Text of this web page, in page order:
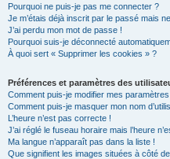
Pourquoi ne puis-je pas me connecter ?
Je m’étais déjà inscrit par le passé mais
J’ai perdu mon mot de passe !
Pourquoi suis-je déconnecté
À quoi sert « Supprimer les cookies » ?
Préférences et paramètres des
Comment puis-je modifier mes
Comment puis-je masquer mon nom
L’heure n’est pas correcte !
J’ai réglé le fuseau horaire mais l’heure
Ma langue n’apparaît pas dans la liste !
Que signifient les images situées à côté